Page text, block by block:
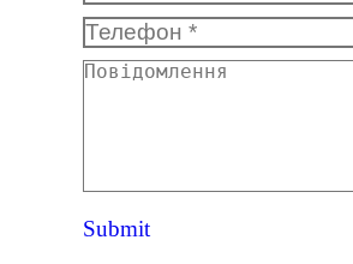
Телефон *
Повідомлення
Submit